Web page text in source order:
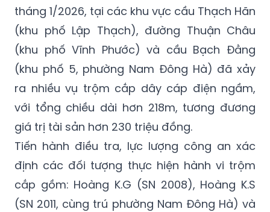
tháng 1/2026, tại các khu vực cầu Thạch Hãn
(khu phố Lập Thạch), đường Thuận Châu
(khu phố Vĩnh Phước) và cầu Bạch Đằng
(khu phố 5, phường Nam Đông Hà) đã xảy
ra nhiều vụ trộm cắp dây cáp điện ngầm,
với tổng chiều dài hơn 218m, tương đương
giá trị tài sản hơn 230 triệu đồng.
Tiến hành điều tra, lực lượng công an xác
định các đối tượng thực hiện hành vi trộm
cắp gồm: Hoàng K.G (SN 2008), Hoàng K.S
(SN 2011, cùng trú phường Nam Đông Hà) và